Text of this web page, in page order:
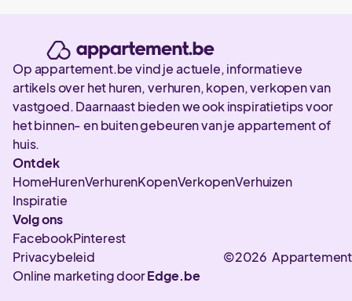
Op appartement.be vind je actuele, informatieve
artikels over het huren, verhuren, kopen, verkopen van
vastgoed. Daarnaast bieden we ook inspiratietips voor
het binnen- en buiten gebeuren van je appartement of
huis.
Ontdek
HomeHurenVerhurenKopenVerkopenVerhuizen
Inspiratie
Volg ons
FacebookPinterest
©2026
Privacybeleid
Online marketing doorEdge.be